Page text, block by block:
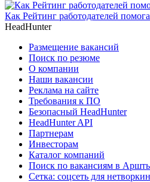
Как Рейтинг работодателей
HeadHunter
Размещение вакансий
Поиск по резюме
О компании
Наши вакансии
Реклама на сайте
Требования к ПО
Безопасный HeadHunter
HeadHunter API
Партнерам
Инвесторам
Каталог компаний
Поиск по вакансиям в
Сетка: соцсеть для